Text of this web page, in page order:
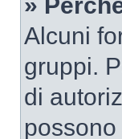
Alcuni
gruppi.
di